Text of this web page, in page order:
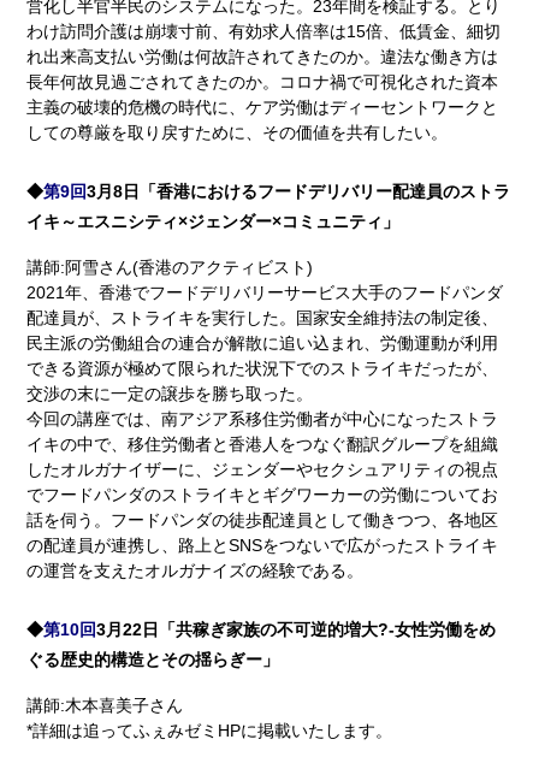
営化し半官半民のシステムになった。23年間を検証する。とり
わけ訪問介護は崩壊寸前、有効求人倍率は15倍、低賃金、細切
れ出来高支払い労働は何故許されてきたのか。違法な働き方は
長年何故見過ごされてきたのか。コロナ禍で可視化された資本
主義の破壊的危機の時代に、ケア労働はディーセントワークと
しての尊厳を取り戻すために、その価値を共有したい。
◆第9回3月8日「香港におけるフードデリバリー配達員のストラ
イキ～エスニシティ×ジェンダー×コミュニティ」
講師:阿雪さん(香港のアクティビスト)
2021年、香港でフードデリバリーサービス大手のフードパンダ
配達員が、ストライキを実行した。国家安全維持法の制定後、
民主派の労働組合の連合が解散に追い込まれ、労働運動が利用
できる資源が極めて限られた状況下でのストライキだったが、
交渉の末に一定の譲歩を勝ち取った。
今回の講座では、南アジア系移住労働者が中心になったストラ
イキの中で、移住労働者と香港人をつなぐ翻訳グループを組織
したオルガナイザーに、ジェンダーやセクシュアリティの視点
でフードパンダのストライキとギグワーカーの労働についてお
話を伺う。フードパンダの徒歩配達員として働きつつ、各地区
の配達員が連携し、路上とSNSをつないで広がったストライキ
の運営を支えたオルガナイズの経験である。
◆第10回3月22日「共稼ぎ家族の不可逆的増大?-女性労働をめ
ぐる歴史的構造とその揺らぎー」
講師:木本喜美子さん
*詳細は追ってふぇみゼミHPに掲載いたします。